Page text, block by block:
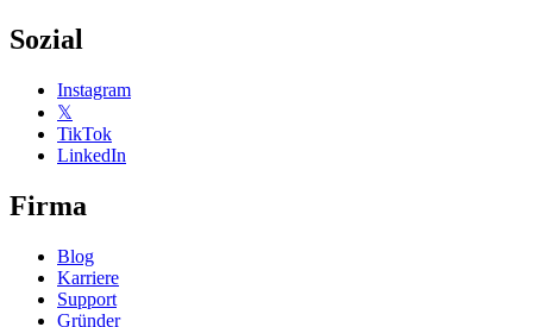
Sozial
Instagram
𝕏
TikTok
LinkedIn
Firma
Blog
Karriere
Support
Gründer